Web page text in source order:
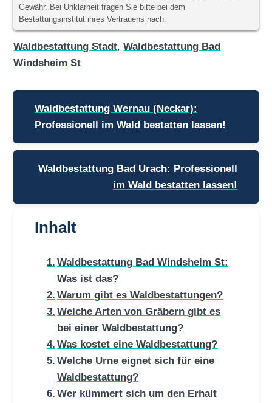
Gewähr. Bei Unklarheit fragen Sie bitte bei dem
Bestattungsinstitut ihres Vertrauens nach.
Waldbestattung Stadt,Waldbestattung Bad
Windsheim St
Beitragsnavigation
Waldbestattung Wernau (Neckar):
Professionell im Wald bestatten lassen!
Waldbestattung Bad Urach: Professionell
im Wald bestatten lassen!
Inhalt
Waldbestattung Bad Windsheim St:
Was ist das?
Warum gibt es Waldbestattungen?
Welche Arten von Gräbern gibt es
bei einer Waldbestattung?
Was kostet eine Waldbestattung?
Welche Urne eignet sich für eine
Waldbestattung?
Wer kümmert sich um den Erhalt